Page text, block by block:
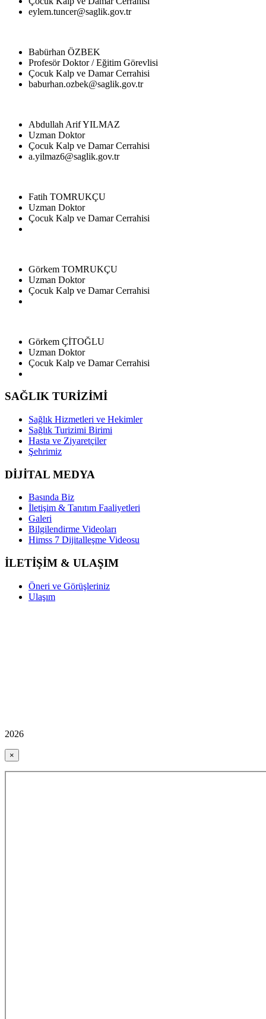
eylem.tuncer@saglik.gov.tr
Babürhan ÖZBEK
Profesör Doktor / Eğitim Görevlisi
Çocuk Kalp ve Damar Cerrahisi
baburhan.ozbek@saglik.gov.tr
Abdullah Arif YILMAZ
Uzman Doktor
Çocuk Kalp ve Damar Cerrahisi
a.yilmaz6@saglik.gov.tr
Fatih TOMRUKÇU
Uzman Doktor
Çocuk Kalp ve Damar Cerrahisi
Görkem TOMRUKÇU
Uzman Doktor
Çocuk Kalp ve Damar Cerrahisi
Görkem ÇİTOĞLU
Uzman Doktor
Çocuk Kalp ve Damar Cerrahisi
SAĞLIK TURİZİMİ
Sağlık Hizmetleri ve Hekimler
Sağlık Turizimi Birimi
Hasta ve Ziyaretçiler
Şehrimiz
DİJİTAL MEDYA
Basında Biz
İletişim & Tanıtım Faaliyetleri
Galeri
Bilgilendirme Videoları
Himss 7 Dijitalleşme Videosu
İLETİŞİM & ULAŞIM
Öneri ve Görüşleriniz
Ulaşım
2026
×